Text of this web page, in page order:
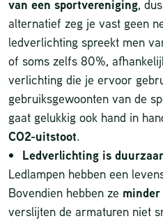
van een sportvereniging,
alternatief zeg je vast geen
ledverlichting spreekt men
of soms zelfs 80%,
verlichting die je ervoor
gebruiksgewoonten van de
gaat gelukkig ook hand in
CO2-uitstoot.
Ledverlichting is
Ledlampen hebben een
Bovendien hebben ze
verslijten de armaturen niet